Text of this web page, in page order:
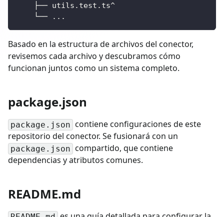
    ├── utils.test.ts^
    └── ...
Basado en la estructura de archivos del conector,
revisemos cada archivo y descubramos cómo
funcionan juntos como un sistema completo.
package.json
package.json contiene configuraciones de este
repositorio del conector. Se fusionará con un
package.json compartido, que contiene
dependencias y atributos comunes.
README.md